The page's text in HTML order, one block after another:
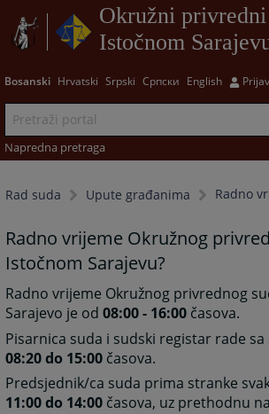
Okružni privredni
Istočnom
Bosanski Hrvatski Srpski Српски English
Napredna pretraga
Rad suda Upute građanima Radno
Radno vrijeme Okružnog
Istočnom Sarajevu?
Radno vrijeme Okružnog privrednog
Sarajevo je od08:00 - 16:00 časova.
Pisarnica suda i sudski registar rade
08:20 do 15:00 časova.
Predsjednik/ca suda prima stranke
11:00 do 14:00 časova, uz prethodnu